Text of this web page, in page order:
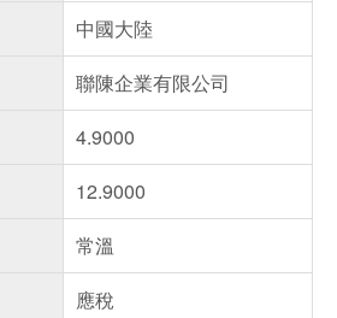
中國大陸
聯陳企業有限公司
4.9000
12.9000
常溫
應稅